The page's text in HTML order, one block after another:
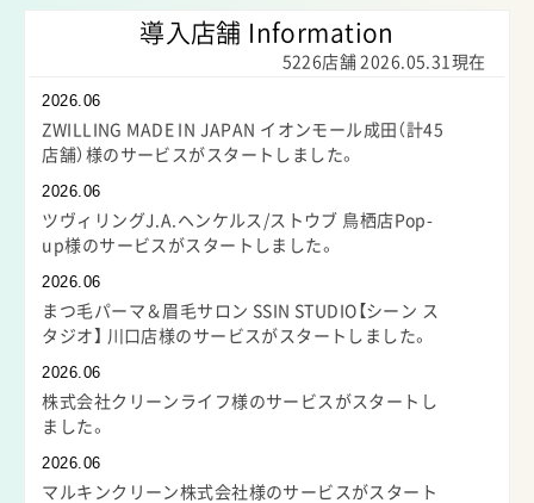
導入店舗 Information
5226店舗 2026.05.31現在
2026.06
ZWILLING MADE IN JAPAN イオンモール成田（計45
店舗）様のサービスがスタートしました。
2026.06
ツヴィリングJ.A.ヘンケルス/ストウブ 鳥栖店Pop-
up様のサービスがスタートしました。
2026.06
まつ毛パーマ＆眉毛サロン SSIN STUDIO【シーン ス
タジオ】 川口店様のサービスがスタートしました。
2026.06
株式会社クリーンライフ様のサービスがスタートし
ました。
2026.06
マルキンクリーン株式会社様のサービスがスタート